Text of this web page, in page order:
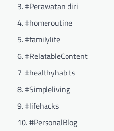
#Perawatan diri
#homeroutine
#familylife
#RelatableContent
#healthyhabits
#Simpleliving
#lifehacks
#PersonalBlog